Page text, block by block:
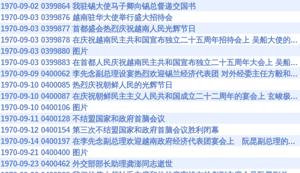
1970-09-02 0399864 我驻锡大使马子卿向锡总督递交国书
1970-09-03 0399876 越南驻华大使举行盛大招待会
1970-09-03 0399877 首都盛会热烈庆祝越南人民光辉节日
1970-09-03 0399878 在庆祝越南民主共和国宣布独立二十五周年招待会上 吴船大使的...
1970-09-03 0399880 图片
1970-09-03 0399883 在首都人民庆祝越南民主共和国宣布独立二十五周年大会上 吴船...
1970-09-09 0400062 李先念副总理设宴热烈欢迎锡兰经济代表团 对外经委主任方毅和...
1970-09-10 0400085 热烈庆祝朝鲜人民的光辉节日
1970-09-10 0400087 在庆祝朝鲜民主主义人民共和国成立二十二周年的宴会上 玄峻极...
1970-09-10 0400106 图片
1970-09-11 0400128 不结盟国家和政府首脑会议
1970-09-12 0400154 第三次不结盟国家和政府首脑会议胜利闭幕
1970-09-14 0400197 在李先念副总理欢迎越南政府经济代表团宴会上 阮昆副总理的...
1970-09-21 0400400 图片
1970-09-23 0400462 外交部部长助理龚澎同志逝世